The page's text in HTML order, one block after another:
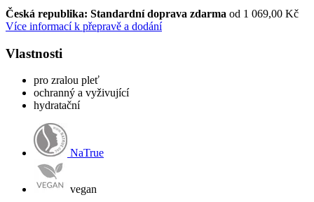
Česká republika: Standardní doprava zdarma od 1 069,00 Kč
Více informací k přepravě a dodání
Vlastnosti
pro zralou pleť
ochranný a vyživující
hydratační
NaTrue
vegan